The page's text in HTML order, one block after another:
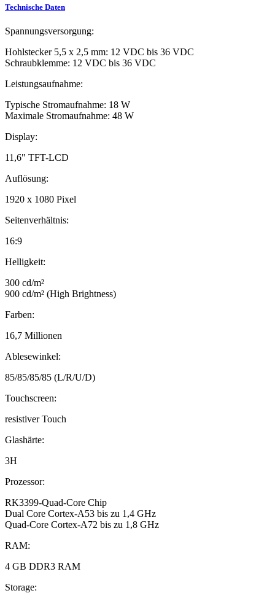
Technische Daten
Spannungsversorgung:
Hohlstecker 5,5 x 2,5 mm: 12 VDC bis 36 VDC
Schraubklemme: 12 VDC bis 36 VDC
Leistungsaufnahme:
Typische Stromaufnahme: 18 W
Maximale Stromaufnahme: 48 W
Display:
11,6" TFT-LCD
Auflösung:
1920 x 1080 Pixel
Seitenverhältnis:
16:9
Helligkeit:
300 cd/m²
900 cd/m² (High Brightness)
Farben:
16,7 Millionen
Ablesewinkel:
85/85/85/85 (L/R/U/D)
Touchscreen:
resistiver Touch
Glashärte:
3H
Prozessor:
RK3399-Quad-Core Chip
Dual Core Cortex-A53 bis zu 1,4 GHz
Quad-Core Cortex-A72 bis zu 1,8 GHz
RAM:
4 GB DDR3 RAM
Storage: